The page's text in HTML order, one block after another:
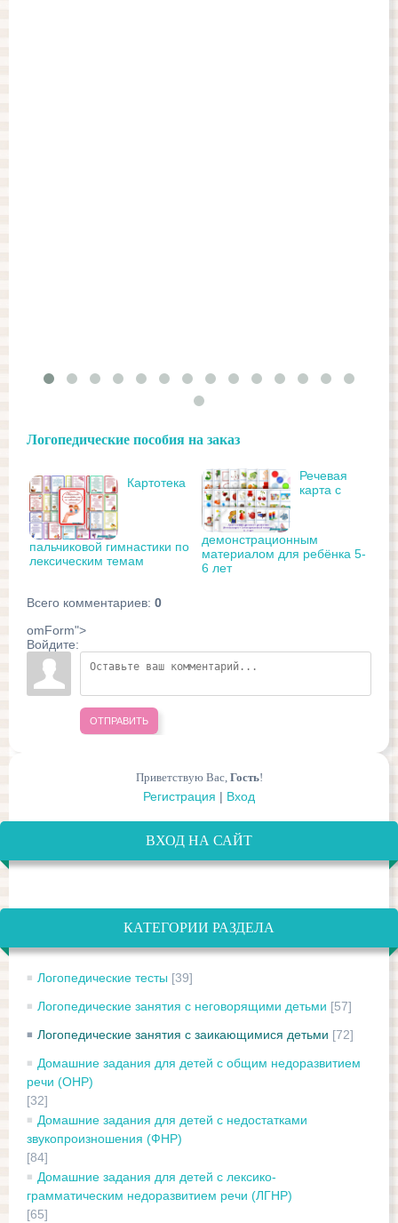
Логопедические пособия на заказ
Картотека
пальчиковой гимнастики по
лексическим темам
Речевая
карта с
демонстрационным
материалом для ребёнка 5-
6 лет
Всего комментариев: 0
omForm">
Войдите:
ОТПРАВИТЬ
Приветствую Вас, Гость!
Регистрация | Вход
ВХОД НА САЙТ
КАТЕГОРИИ РАЗДЕЛА
Логопедические тесты [39]
Логопедические занятия с неговорящими детьми [57]
Логопедические занятия с заикающимися детьми [72]
Домашние задания для детей с общим недоразвитием
речи (ОНР)
[32]
Домашние задания для детей с недостатками
звукопроизношения (ФНР)
[84]
Домашние задания для детей с лексико-
грамматическим недоразвитием речи (ЛГНР)
[65]